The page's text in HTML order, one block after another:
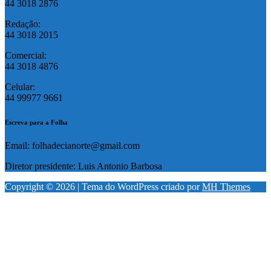
44 3018 2876
Redação:
44 3018 2015
Comercial:
44 3018 4876
Celular:
44 99977 9661
Escreva para a Folha
Email: folhadecianorte@gmail.com
Diretor presidente: Luis Antonio Barbosa
Copyright © 2026 | Tema do WordPress criado porMH Themes